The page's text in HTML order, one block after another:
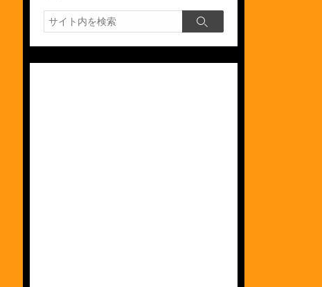
検
索
検